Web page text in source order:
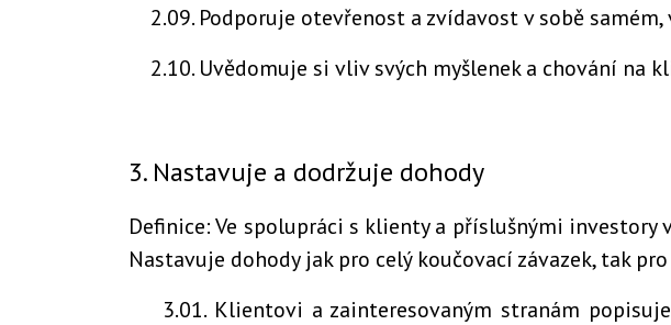
2.09. Podporuje otevřenost a zvídavost v sobě
2.10. Uvědomuje si vliv svých myšlenek a chování na
3. Nastavuje a dodržuje dohody
Definice: Ve spolupráci s klienty a příslušnými
Nastavuje dohody jak pro celý koučovací závazek, tak
3.01. Klientovi a zainteresovaným stranám